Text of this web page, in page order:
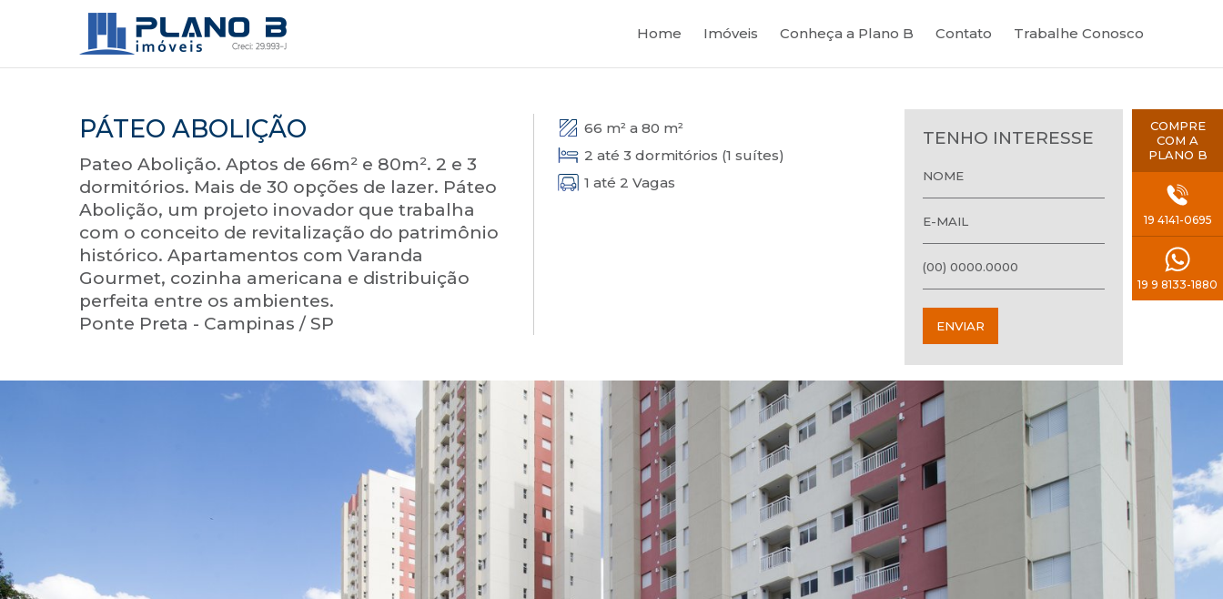
Home Imóveis Conheça a Plano B Contato Trabalhe Conosco
COMPRE
COM A
PLANO B
19 4141-0695
19 9 8133-1880
PÁTEO ABOLIÇÃO
Pateo Abolição. Aptos de 66m² e 80m². 2 e 3
dormitórios. Mais de 30 opções de lazer. Páteo
Abolição, um projeto inovador que trabalha
com o conceito de revitalização do patrimônio
histórico. Apartamentos com Varanda
Gourmet, cozinha americana e distribuição
perfeita entre os ambientes.
Ponte Preta - Campinas / SP
66 m² a 80 m²
2 até 3 dormitórios (1 suítes)
1 até 2 Vagas
TENHO INTERESSE